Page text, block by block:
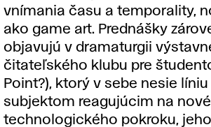
vnímania času a temporality,
ako game art. Prednášky
objavujú v dramaturgii
čitateľského klubu pre
Point?), ktorý v sebe nesie
subjektom reagujúcim na
technologického pokroku,